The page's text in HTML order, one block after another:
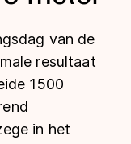
van de
resultaat
1500
in het